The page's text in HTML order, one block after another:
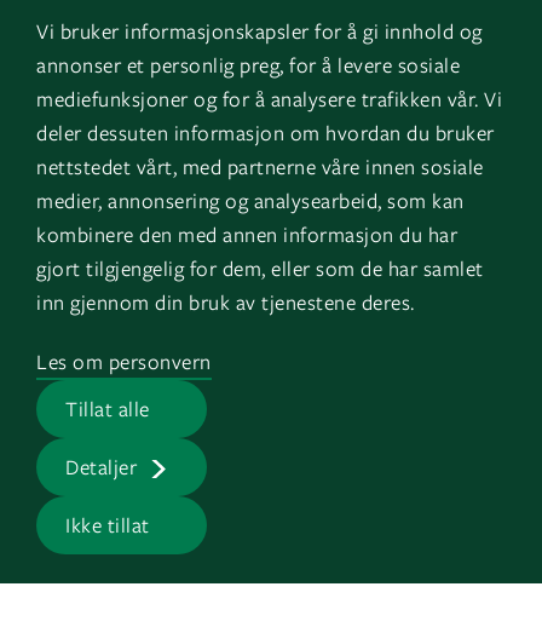
Vi bruker informasjonskapsler for å gi innhold og
annonser et personlig preg, for å levere sosiale
mediefunksjoner og for å analysere trafikken vår. Vi
deler dessuten informasjon om hvordan du bruker
nettstedet vårt, med partnerne våre innen sosiale
medier, annonsering og analysearbeid, som kan
kombinere den med annen informasjon du har
gjort tilgjengelig for dem, eller som de har samlet
inn gjennom din bruk av tjenestene deres.
Tillat alle
Detaljer
Ikke tillat
Les om personvern
Facebook
LinkedIn
Instagram
YouTube
Kontakt os
Vores tjenester
Referencer
Om os
Varsling
GK Norge
GK Sverige
GK © 2026 |Privatlivspolitik